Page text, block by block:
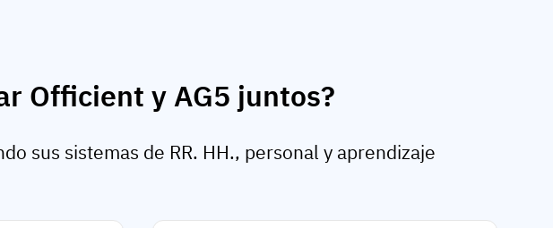
Officient y AG5 juntos?
sus sistemas de RR. HH., personal y aprendizaje